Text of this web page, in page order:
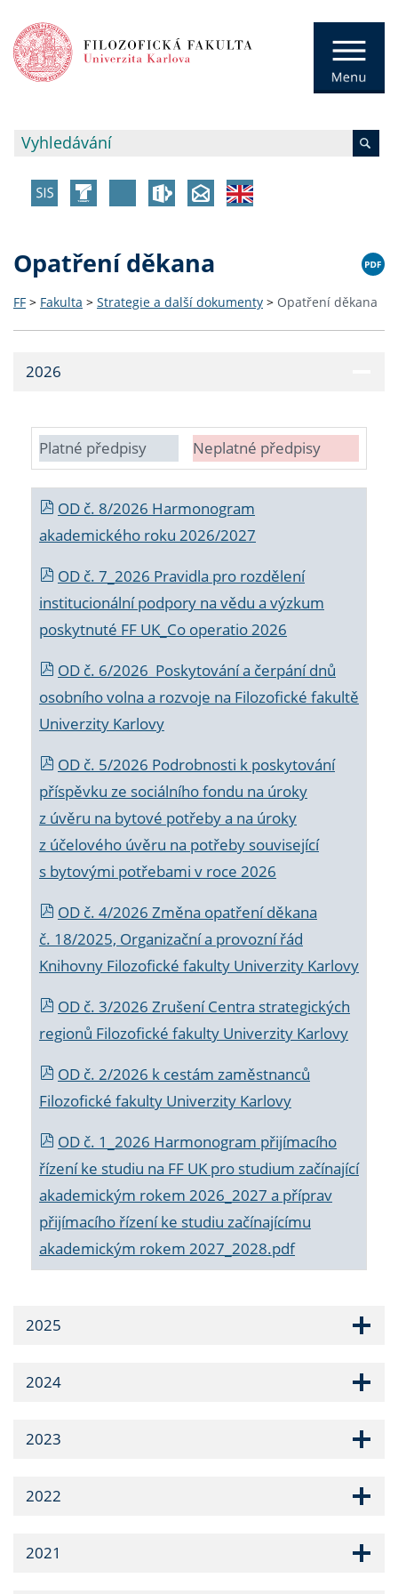
Opatření děkana
FF > Fakulta > Strategie a další dokumenty > Opatření děkana
2026
Platné předpisy Neplatné předpisy
OD č. 8/2026 Harmonogram
akademického roku 2026/2027
OD č. 7_2026 Pravidla pro rozdělení
institucionální podpory na vědu a výzkum
poskytnuté FF UK_Co operatio 2026
OD č. 6/2026 Poskytování a čerpání dnů
osobního volna a rozvoje na Filozofické fakultě
Univerzity Karlovy
OD č. 5/2026 Podrobnosti k poskytování
příspěvku ze sociálního fondu na úroky
z úvěru na bytové potřeby a na úroky
z účelového úvěru na potřeby související
s bytovými potřebami v roce 2026
OD č. 4/2026 Změna opatření děkana
č. 18/2025, Organizační a provozní řád
Knihovny Filozofické fakulty Univerzity Karlovy
OD č. 3/2026 Zrušení Centra strategických
regionů Filozofické fakulty Univerzity Karlovy
OD č. 2/2026 k cestám zaměstnanců
Filozofické fakulty Univerzity Karlovy
OD č. 1_2026 Harmonogram přijímacího
řízení ke studiu na FF UK pro studium začínající
akademickým rokem 2026_2027 a příprav
přijímacího řízení ke studiu začínajícímu
akademickým rokem 2027_2028.pdf
2025
2024
2023
2022
2021